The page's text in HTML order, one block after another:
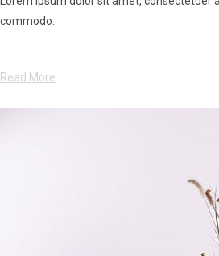
commodo.
Read More